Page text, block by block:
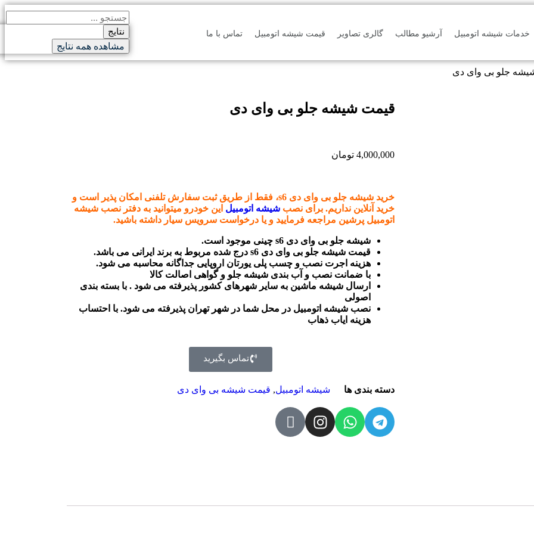
خدمات شیشه اتومبیل آرشیو مطالب گالری تصاویر قیمت شیشه اتومبیل تماس با ما
نتایج
مشاهده همه نتایج
جلو بی وای دی
قیمت شیشه جلو بی وای دی
4,000,000 تومان
خرید شیشه جلو بی وای دی s6
، فقط از طریق ثبت سفارش تلفنی امکان پذیر است و
خرید آنلاین نداریم. برای نصب شیشه اتومبیل این خودرو میتوانید به دفتر نصب شیشه
اتومبیل پرشین مراجعه فرمایید و یا درخواست سرویس سیار داشته باشید.
شیشه جلو بی وای دی s6 چینی موجود است.
قیمت شیشه جلو بی وای دی s6 درج شده مربوط به برند ایرانی می باشد.
هزینه اجرت نصب و چسب پلی یورتان اروپایی جداگانه محاسبه می شود.
با ضمانت نصب و آب بندی شیشه جلو و گواهی اصالت کالا
ارسال شیشه ماشین به سایر شهرهای کشور پذیرفته می شود . با بسته بندی
اصولی
نصب شیشه اتومبیل در محل شما در شهر تهران پذیرفته می شود. با احتساب
هزینه ایاب ذهاب
تماس بگیرید
دسته بندی ها شیشه اتومبیل, قیمت شیشه بی وای دی